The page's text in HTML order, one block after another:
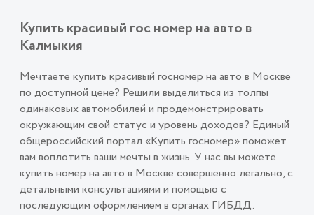
Купить красивый гос номер на авто в
Калмыкия
Мечтаете купить красивый госномер на авто в Москве
по доступной цене? Решили выделиться из толпы
одинаковых автомобилей и продемонстрировать
окружающим свой статус и уровень доходов? Единый
общероссийский портал «Купить госномер» поможет
вам воплотить ваши мечты в жизнь. У нас вы можете
купить номер на авто в Москве совершенно легально, с
детальными консультациями и помощью с
последующим оформлением в органах ГИБДД.